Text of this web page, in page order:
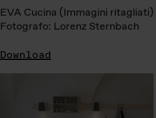
EVA Cucina (Immagini ritagliati)
Fotografo: Lorenz Sternbach
Download